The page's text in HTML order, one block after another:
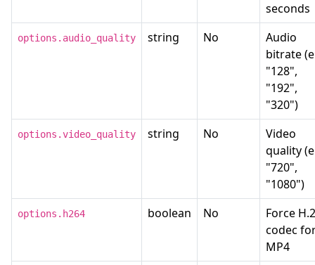
seconds
options.audio_quality string No
Audio
bitrate
"128",
"192",
"320")
options.video_quality string No
Video
quality
"720",
"1080")
options.h264 boolean No
Force
codec
MP4